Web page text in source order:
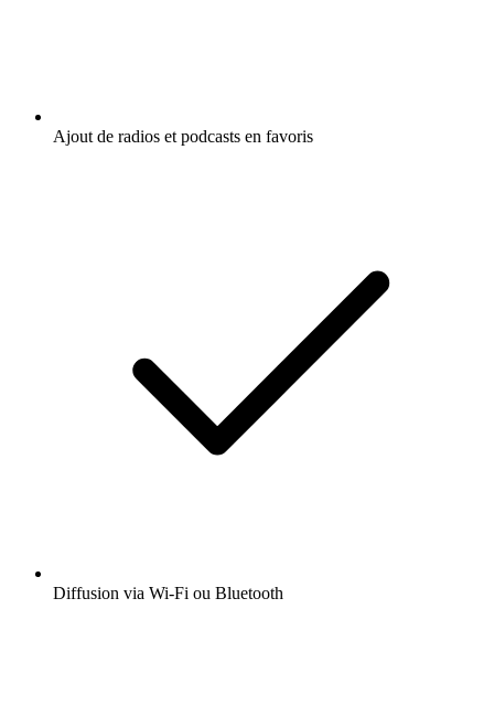
Ajout de radios et podcasts en favoris
Diffusion via Wi-Fi ou Bluetooth